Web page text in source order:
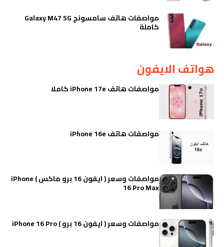
مواصفات هاتف سامسونج Galaxy M47 5G
كاملة
هواتف الايفون
مواصفات هاتف iPhone 17e كاملا
مواصفات هاتف iPhone 16e
مواصفات وسعر ( ايفون 16 برو ماكس ) iPhone
16 Pro Max
مواصفات وسعر ( ايفون 16 برو ) iPhone 16 Pro